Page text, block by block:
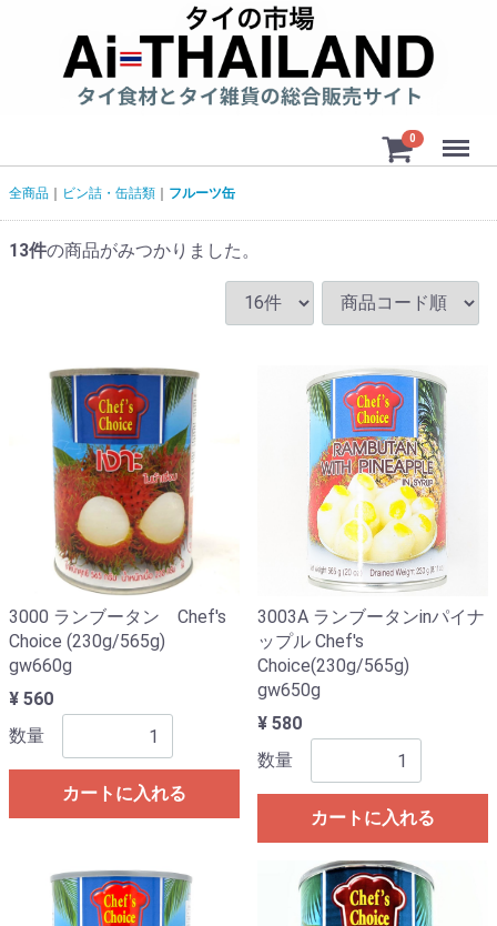
0 Menu
全商品 ビン詰・缶詰類 フルーツ缶
13件の商品がみつかりました。
3000 ランブータン Chef's
Choice (230g/565g)
gw660g
¥ 560
数量
カートに入れる
3003A ランブータンinパイナ
ップル Chef's
Choice(230g/565g)
gw650g
¥ 580
数量
カートに入れる